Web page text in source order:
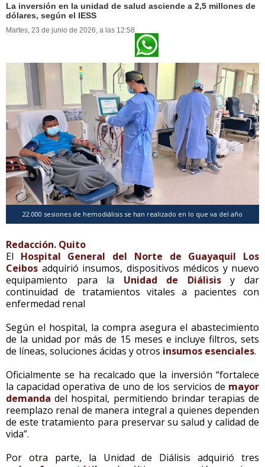
La inversión en la unidad de salud asciende a 2,5 millones de
dólares, según el IESS
Martes, 23 de junio de 2026, a las 12:58
22.000 sesiones de hemodiálisis se han realizado en lo que va del año
Redacción. Quito
El Hospital General del Norte de Guayaquil Los
Ceibos adquirió insumos, dispositivos médicos y nuevo
equipamiento para la Unidad de Diálisisy dar
continuidad de tratamientos vitales a pacientes con
enfermedad renal
Según el hospital, la compra asegura el abastecimiento
de la unidad por más de 15 meses e incluye filtros, sets
de líneas, soluciones ácidas y otros insumos esenciales.
Oficialmente se ha recalcado que la inversión “fortalece
la capacidad operativa de uno de los servicios de mayor
demanda del hospital, permitiendo brindar terapias de
reemplazo renal de manera integral a quienes dependen
de este tratamiento para preservar su salud y calidad de
vida”.
Por otra parte, la Unidad de Diálisis adquirió tres